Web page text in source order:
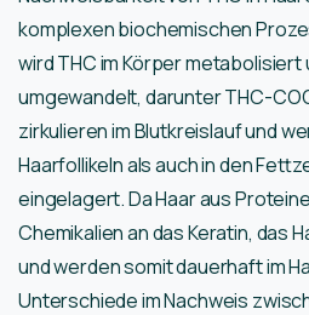
komplexen biochemischen
wird THC im Körper
umgewandelt, darunter THC-
zirkulieren im Blutkreislauf und
Haarfollikeln als auch in den
eingelagert. Da Haar aus
Chemikalien an das Keratin, das
und werden somit dauerhaft im
Unterschiede im Nachweis